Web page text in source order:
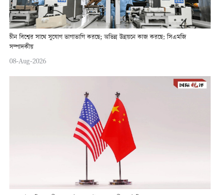
চীন বিশ্বের সাথে সুযোগ ভাগাভাগি করছে; অভিন্ন উন্নয়নে কাজ করছে: সিএমজি
সম্পাদকীয়
08-Aug-2026